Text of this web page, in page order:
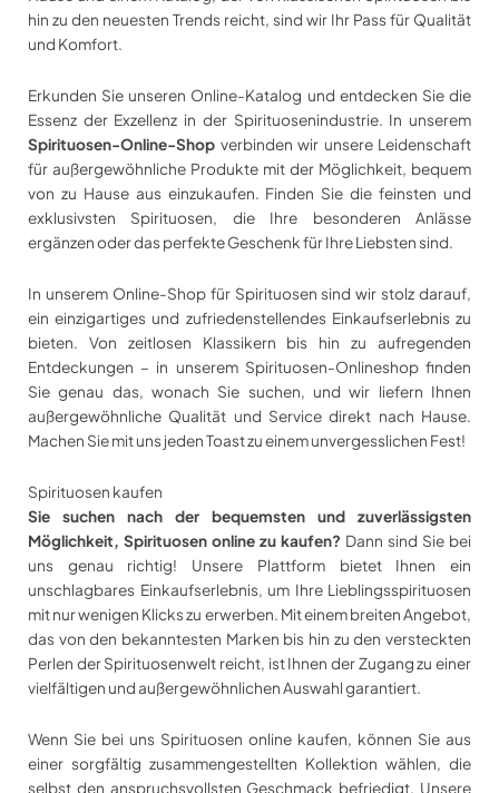
hin zu den neuesten Trends reicht, sind wir Ihr Pass für Qualität
und Komfort.
Erkunden Sie unseren Online-Katalog und entdecken Sie die
Essenz der Exzellenz in der Spirituosenindustrie. In unserem
Spirituosen-Online-Shop verbinden wir unsere Leidenschaft
für außergewöhnliche Produkte mit der Möglichkeit, bequem
von zu Hause aus einzukaufen. Finden Sie die feinsten und
exklusivsten Spirituosen, die Ihre besonderen Anlässe
ergänzen oder das perfekte Geschenk für Ihre Liebsten sind.
In unserem Online-Shop für Spirituosen sind wir stolz darauf,
ein einzigartiges und zufriedenstellendes Einkaufserlebnis zu
bieten. Von zeitlosen Klassikern bis hin zu aufregenden
Entdeckungen – in unserem Spirituosen-Onlineshop finden
Sie genau das, wonach Sie suchen, und wir liefern Ihnen
außergewöhnliche Qualität und Service direkt nach Hause.
Machen Sie mit uns jeden Toast zu einem unvergesslichen Fest!
Spirituosen kaufen
Sie suchen nach der bequemsten und zuverlässigsten
Möglichkeit, Spirituosen online zu kaufen? Dann sind Sie bei
uns genau richtig! Unsere Plattform bietet Ihnen ein
unschlagbares Einkaufserlebnis, um Ihre Lieblingsspirituosen
mit nur wenigen Klicks zu erwerben. Mit einem breiten Angebot,
das von den bekanntesten Marken bis hin zu den versteckten
Perlen der Spirituosenwelt reicht, ist Ihnen der Zugang zu einer
vielfältigen und außergewöhnlichen Auswahl garantiert.
Wenn Sie bei uns Spirituosen online kaufen, können Sie aus
einer sorgfältig zusammengestellten Kollektion wählen, die
selbst den anspruchsvollsten Geschmack befriedigt. Unsere